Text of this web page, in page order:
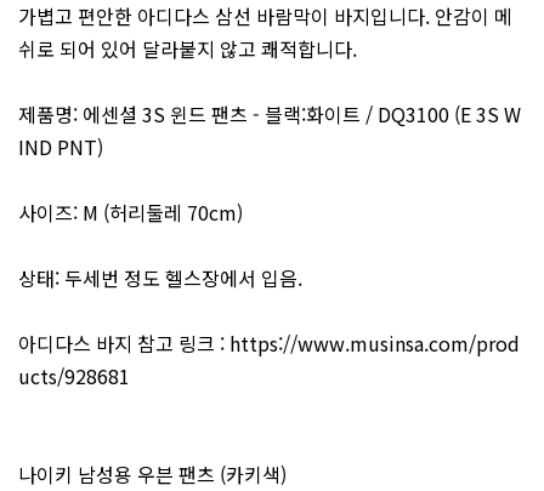
가볍고 편안한 아디다스 삼선 바람막이 바지입니다. 안감이 메
쉬로 되어 있어 달라붙지 않고 쾌적합니다.
제품명: 에센셜 3S 윈드 팬츠 - 블랙:화이트 / DQ3100 (E 3S W
IND PNT)
사이즈: M (허리둘레 70cm)
상태: 두세번 정도 헬스장에서 입음.
아디다스 바지 참고 링크 : https://www.musinsa.com/prod
ucts/928681
나이키 남성용 우븐 팬츠 (카키색)